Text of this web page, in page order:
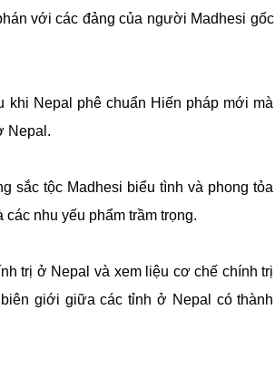
với các đảng của người Madhesi gốc
Nepal phê chuẩn Hiến pháp mới mà
Nepal.
sắc tộc Madhesi biểu tình và phong tỏa
nhu yếu phẩm trầm trọng.
trị ở Nepal và xem liệu cơ chế chính trị
giới giữa các tỉnh ở Nepal có thành